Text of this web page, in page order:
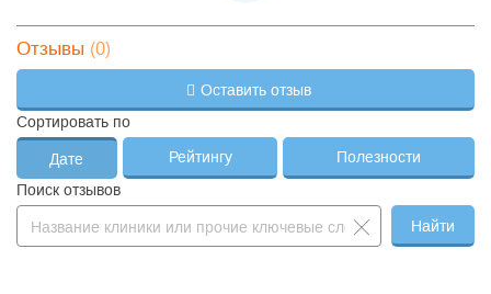
Отзывы (0)
Оставить отзыв
Сортировать по
Дате Рейтингу
Полезности
Поиск отзывов
Найти